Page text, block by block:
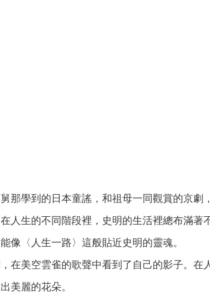
那學到的日本童謠，和祖母一同觀賞的京劇
生的不同階段裡，史明的生活裡總布滿著
像〈人生一路〉這般貼近史明的靈魂。
在美空雲雀的歌聲中看到了自己的影子。在
美麗的花朵。